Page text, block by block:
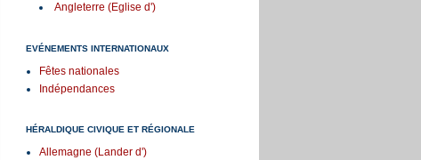
Angleterre (Eglise d')
EVÉNEMENTS INTERNATIONAUX
Fêtes nationales
Indépendances
HÉRALDIQUE CIVIQUE ET RÉGIONALE
Allemagne (Lander d')